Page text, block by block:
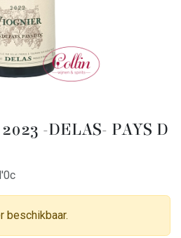
-DELAS- PAYS D
beschikbaar.